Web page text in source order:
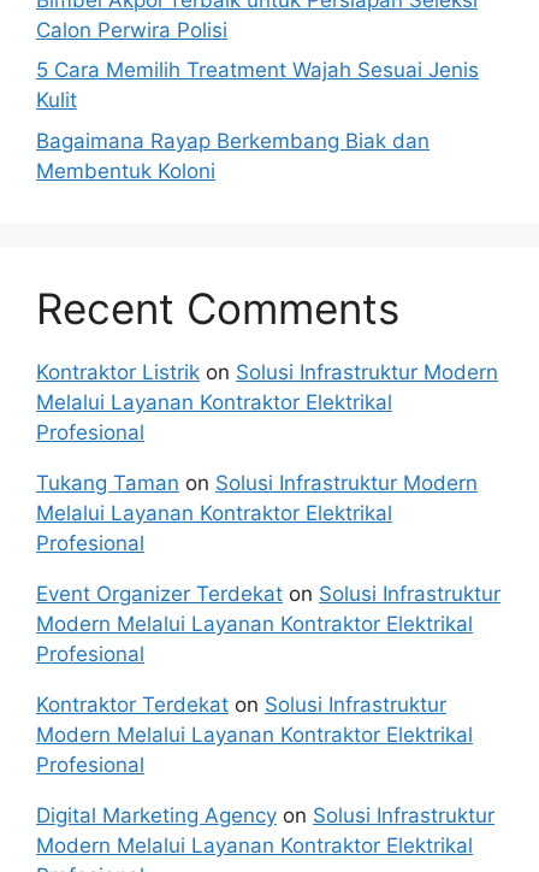
Calon Perwira Polisi
5 Cara Memilih Treatment Wajah Sesuai Jenis
Kulit
Bagaimana Rayap Berkembang Biak dan
Membentuk Koloni
Recent Comments
Kontraktor Listrik on Solusi Infrastruktur Modern
Melalui Layanan Kontraktor Elektrikal
Profesional
Tukang Taman on Solusi Infrastruktur Modern
Melalui Layanan Kontraktor Elektrikal
Profesional
Event Organizer Terdekat on Solusi Infrastruktur
Modern Melalui Layanan Kontraktor Elektrikal
Profesional
Kontraktor Terdekat on Solusi Infrastruktur
Modern Melalui Layanan Kontraktor Elektrikal
Profesional
Digital Marketing Agency on Solusi Infrastruktur
Modern Melalui Layanan Kontraktor Elektrikal